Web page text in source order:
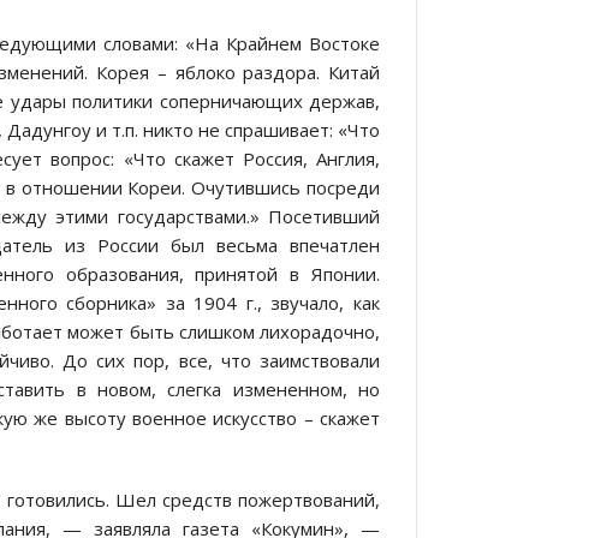
словами: «На Крайнем Востоке
Корея – яблоко раздора. Китай
удары политики соперничающих держав,
и т.п. никто не спрашивает: «Что
вопрос: «Что скажет Россия, Англия,
отношении Кореи. Очутившись посреди
этими государствами.» Посетивший
из России был весьма впечатлен
образования, принятой в Японии.
сборника» за 1904 г., звучало, как
может быть слишком лихорадочно,
До сих пор, все, что заимствовали
в новом, слегка измененном, но
же высоту военное искусство – скажет
Шел средств пожертвований,
— заявляла газета «Кокумин», —